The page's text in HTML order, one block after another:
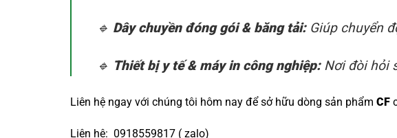
🔹 Dây chuyền đóng gói & băng tải:Giúp chuyển
🔹 Thiết bị y tế & máy in công nghiệp:Nơi đòi hỏi
Liên hệ ngay với chúng tôi hôm nay để sở hữu dòng sản phẩm CF
Liên hệ: 0918559817 ( zalo)